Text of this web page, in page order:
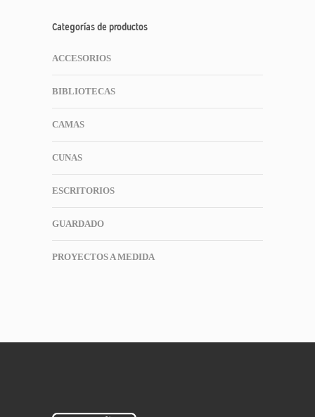
Categorías de productos
ACCESORIOS
BIBLIOTECAS
CAMAS
CUNAS
ESCRITORIOS
GUARDADO
PROYECTOS A MEDIDA